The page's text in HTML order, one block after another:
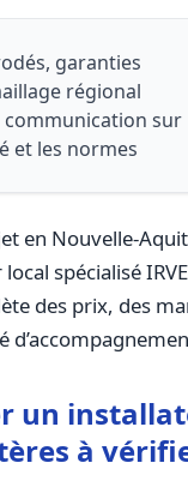
garanties
régional
sur
et les normes
en Nouvelle-
spécialisé
des prix, des
un
à